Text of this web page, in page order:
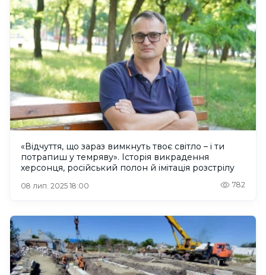
«Відчуття, що зараз вимкнуть твоє світло – і ти
потрапиш у темряву». Історія викрадення
херсонця, російський полон й імітація розстрілу
08 лип. 2025 18:00 782